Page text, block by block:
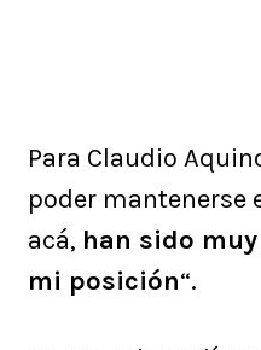
Para Claudio
poder mantenerse
acá, han sido
mi posición“.